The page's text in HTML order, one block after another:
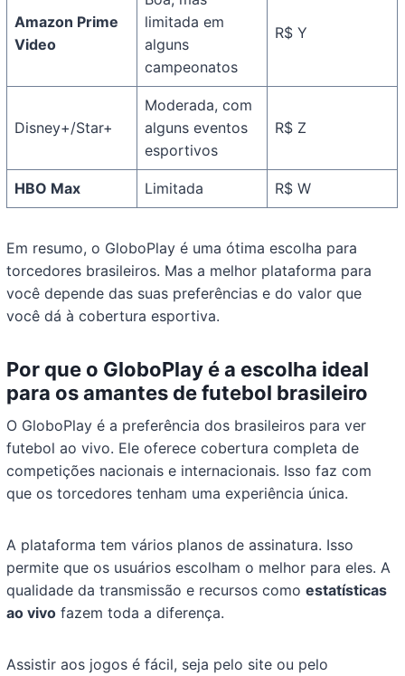
Amazon Prime
Video
limitada em
alguns
campeonatos
R$ Y
Disney+/Star+
Moderada, com
alguns eventos
esportivos
R$ Z
HBO Max Limitada R$ W
Em resumo, o GloboPlay é uma ótima escolha para
torcedores brasileiros. Mas a melhor plataforma para
você depende das suas preferências e do valor que
você dá à cobertura esportiva.
Por que o GloboPlay é a escolha ideal
para os amantes de futebol brasileiro
O GloboPlay é a preferência dos brasileiros para ver
futebol ao vivo. Ele oferece cobertura completa de
competições nacionais e internacionais. Isso faz com
que os torcedores tenham uma experiência única.
A plataforma tem vários planos de assinatura. Isso
permite que os usuários escolham o melhor para eles. A
qualidade da transmissão e recursos comoestatísticas
ao vivo fazem toda a diferença.
Assistir aos jogos é fácil, seja pelo site ou pelo